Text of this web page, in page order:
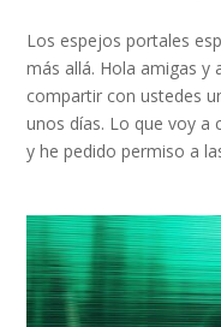
Los espejos portales
más allá. Hola amigas y
compartir con ustedes
unos días. Lo que voy a
y he pedido permiso a